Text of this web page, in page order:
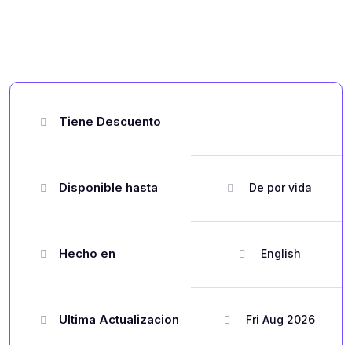
Tiene Descuento
Disponible hasta De por vida
Hecho en English
Ultima Actualizacion Fri Aug 2026